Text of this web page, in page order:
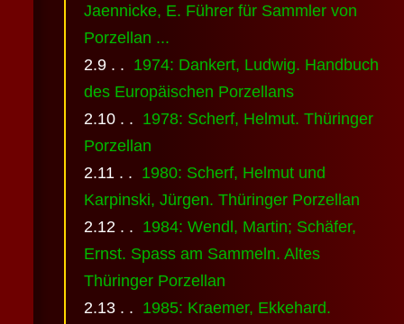
Jaennicke, E. Führer für Sammler von
Porzellan ...
1974: Dankert, Ludwig. Handbuch
des Europäischen Porzellans
1978: Scherf, Helmut. Thüringer
Porzellan
1980: Scherf, Helmut und
Karpinski, Jürgen. Thüringer Porzellan
1984: Wendl, Martin; Schäfer,
Ernst. Spass am Sammeln. Altes
Thüringer Porzellan
1985: Kraemer, Ekkehard.